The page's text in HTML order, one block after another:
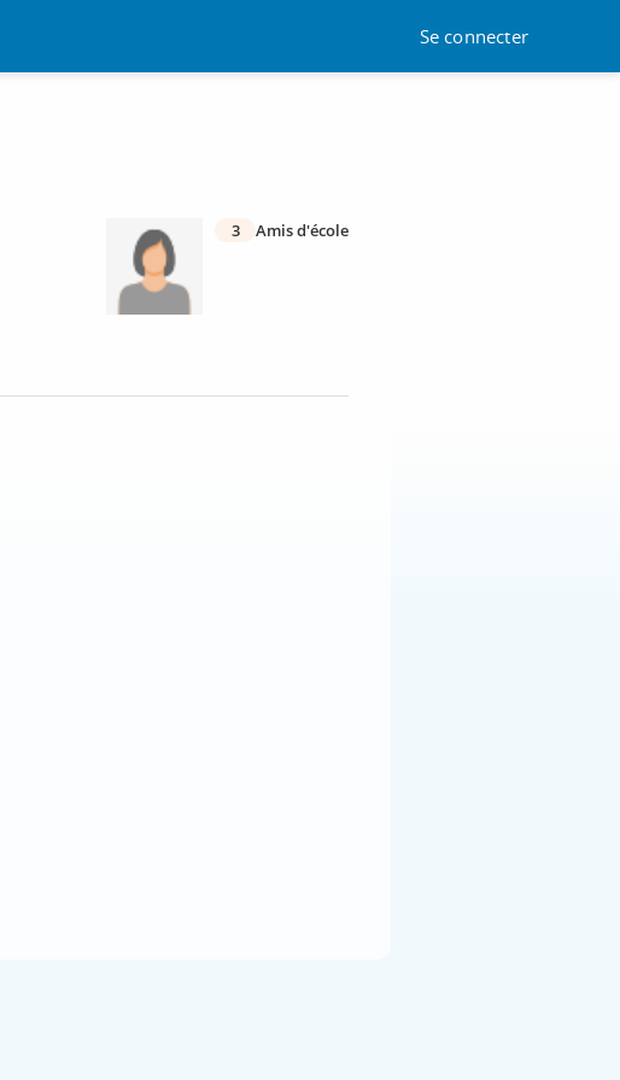
Se connecter
3 Amis d'école